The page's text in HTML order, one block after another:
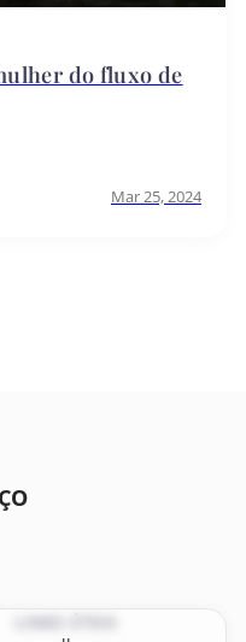
do fluxo de
Mar 25, 2024
LINKS ÚTEIS